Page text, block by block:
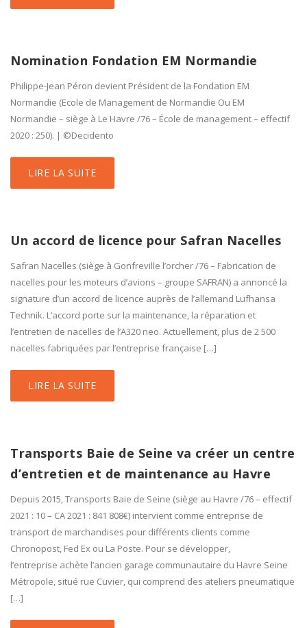
Nomination Fondation EM Normandie
Philippe-Jean Péron devient Président de la Fondation EM
Normandie (Ecole de Management de Normandie Ou EM
Normandie – siège à Le Havre /76 – École de management – effectif
2020 : 250). | ©Decidento
LIRE LA SUITE
Un accord de licence pour Safran Nacelles
Safran Nacelles (siège à Gonfreville l’orcher /76 – Fabrication de
nacelles pour les moteurs d’avions – groupe SAFRAN) a annoncé la
signature d’un accord de licence auprès de l’allemand Lufhansa
Technik. L’accord porte sur la maintenance, la réparation et
l’entretien de nacelles de l’A320 neo. Actuellement, plus de 2 500
nacelles fabriquées par l’entreprise française […]
LIRE LA SUITE
Transports Baie de Seine va créer un centre
d’entretien et de maintenance au Havre
Depuis 2015, Transports Baie de Seine (siège au Havre /76 – effectif
2021 : 10 – CA 2021 : 841 808€) intervient comme entreprise de
transport de marchandises pour différents clients comme
Chronopost, Fed Ex ou La Poste. Pour se développer,
l’entreprise achète l’ancien garage communautaire du Havre Seine
Métropole, situé rue Cuvier, qui comprend des ateliers pneumatique
[…]